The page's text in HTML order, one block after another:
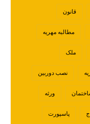
قانون
مطالبه مهریه
ملک
نصب دوربین
ورثه
پاسپورت